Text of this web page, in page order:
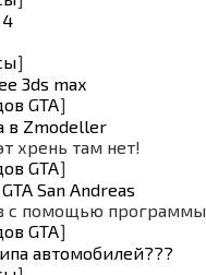
4
]
3ds max
GTA]
в Zmodeller
хрень там нет!
GTA]
San Andreas
с помощью программы
GTA]
автомобилей???